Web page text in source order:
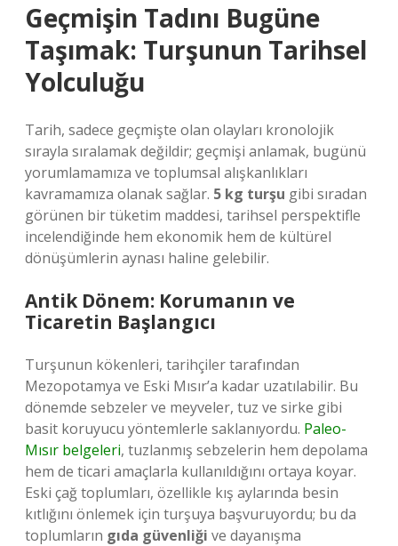
Geçmişin Tadını Bugüne
Taşımak: Turşunun Tarihsel
Yolculuğu
Tarih, sadece geçmişte olan olayları kronolojik
sırayla sıralamak değildir; geçmişi anlamak, bugünü
yorumlamamıza ve toplumsal alışkanlıkları
kavramamıza olanak sağlar. 5 kg turşu gibi sıradan
görünen bir tüketim maddesi, tarihsel perspektifle
incelendiğinde hem ekonomik hem de kültürel
dönüşümlerin aynası haline gelebilir.
Antik Dönem: Korumanın ve
Ticaretin Başlangıcı
Turşunun kökenleri, tarihçiler tarafından
Mezopotamya ve Eski Mısır’a kadar uzatılabilir. Bu
dönemde sebzeler ve meyveler, tuz ve sirke gibi
basit koruyucu yöntemlerle saklanıyordu. Paleo-
Mısır belgeleri, tuzlanmış sebzelerin hem depolama
hem de ticari amaçlarla kullanıldığını ortaya koyar.
Eski çağ toplumları, özellikle kış aylarında besin
kıtlığını önlemek için turşuya başvuruyordu; bu da
toplumların gıda güvenliği ve dayanışma